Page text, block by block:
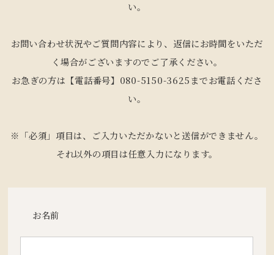
い。
お問い合わせ状況やご質問内容により、返信にお時間をいただ
く場合がございますのでご了承ください。
お急ぎの方は【電話番号】080-5150-3625までお電話くださ
い。
※「必須」項目は、ご入力いただかないと送信ができません。
それ以外の項目は任意入力になります。
お名前